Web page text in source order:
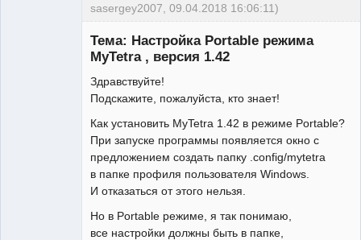
sasergey2007, 09.04.2018 16:06:11)
Тема: Настройка Portable режима
MyTetra , версия 1.42
Здравствуйте!
Подскажите, пожалуйста, кто знает!
Как установить MyTetra 1.42 в режиме Portable?
При запуске программы появляется окно с
предложением создать папку .config/mytetra
в папке профиля пользователя Windows.
И отказаться от этого нельзя.
Но в Portable режиме, я так понимаю,
все настройки должны быть в папке,